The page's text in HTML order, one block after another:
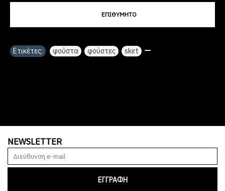
ΕΠΙΘΥΜΗΤΌ
Ετικέτες: φούστα φούστες skirt
NEWSLETTER
ΕΓΓΡΑΦΗ